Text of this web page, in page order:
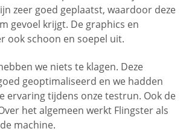
zeer goed geplaatst, waardoor deze
gevoel krijgt. De graphics en
ook schoon en soepel uit.
we niets te klagen. Deze
geoptimaliseerd en we hadden
ervaring tijdens onze testrun. Ook de
het algemeen werkt Flingster als
machine.